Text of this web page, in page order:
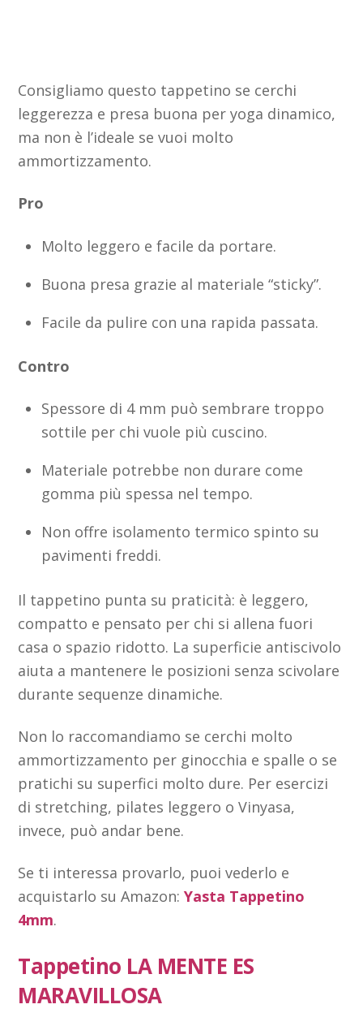
Consigliamo questo tappetino se cerchi
leggerezza e presa buona per yoga dinamico,
ma non è l’ideale se vuoi molto
ammortizzamento.
Pro
Molto leggero e facile da portare.
Buona presa grazie al materiale “sticky”.
Facile da pulire con una rapida passata.
Contro
Spessore di 4 mm può sembrare troppo
sottile per chi vuole più cuscino.
Materiale potrebbe non durare come
gomma più spessa nel tempo.
Non offre isolamento termico spinto su
pavimenti freddi.
Il tappetino punta su praticità: è leggero,
compatto e pensato per chi si allena fuori
casa o spazio ridotto. La superficie antiscivolo
aiuta a mantenere le posizioni senza scivolare
durante sequenze dinamiche.
Non lo raccomandiamo se cerchi molto
ammortizzamento per ginocchia e spalle o se
pratichi su superfici molto dure. Per esercizi
di stretching, pilates leggero o Vinyasa,
invece, può andar bene.
Se ti interessa provarlo, puoi vederlo e
acquistarlo su Amazon:Yasta Tappetino
4mm.
Tappetino LA MENTE ES
MARAVILLOSA